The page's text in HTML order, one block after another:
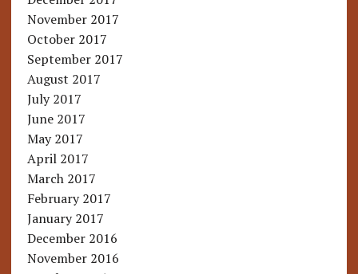
November 2017
October 2017
September 2017
August 2017
July 2017
June 2017
May 2017
April 2017
March 2017
February 2017
January 2017
December 2016
November 2016